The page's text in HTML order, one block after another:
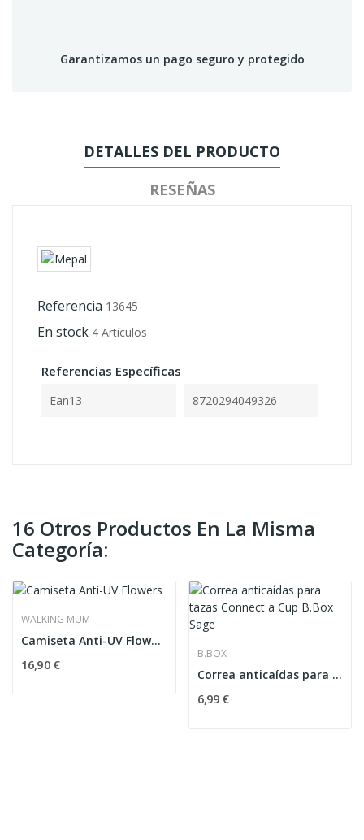
Garantizamos un pago seguro y protegido
DETALLES DEL PRODUCTO
RESEÑAS
Referencia 13645
En stock 4 Artículos
Referencias Específicas
Ean13 8720294049326
16 Otros Productos En La Misma
Categoría:
WALKING MUM
Camiseta Anti-UV Flowers
16,90 €
B.BOX
Correa anticaídas para tazas Connect a Cup...
6,99 €